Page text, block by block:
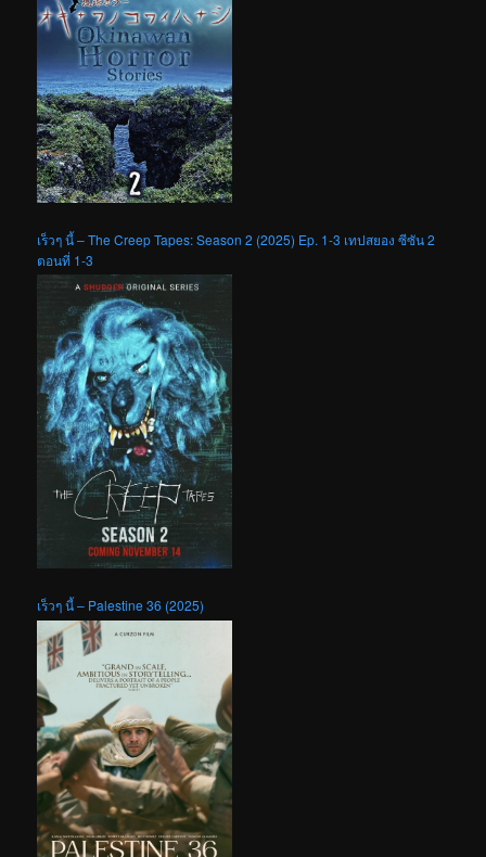
เร็วๆ นี้ – The Creep Tapes: Season 2 (2025) Ep. 1-3 เทปสยอง ซีซัน 2
ตอนที่ 1-3
เร็วๆ นี้ – Palestine 36 (2025)